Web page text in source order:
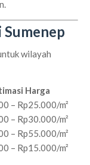
wilayah
Harga
– Rp25.000/m²
– Rp30.000/m²
– Rp55.000/m²
– Rp15.000/m²